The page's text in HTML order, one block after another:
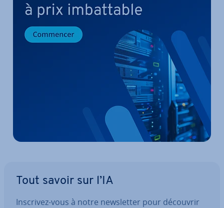
Tout savoir sur l’IA
Inscrivez-vous à notre news­let­ter pour découvrir